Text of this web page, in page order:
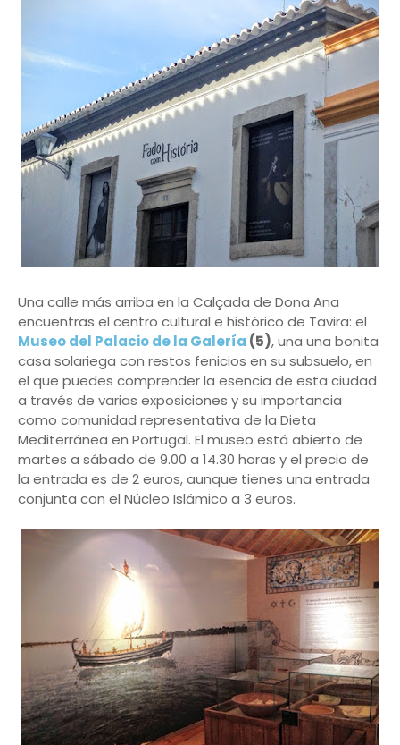
Una calle más arriba en la Calçada de Dona Ana
encuentras el centro cultural e histórico de Tavira: el
Museo del Palacio de la Galería (5), una una bonita
casa solariega con restos fenicios en su subsuelo, en
el que puedes comprender la esencia de esta ciudad
a través de varias exposiciones y su importancia
como comunidad representativa de la Dieta
Mediterránea en Portugal. El museo está abierto de
martes a sábado de 9.00 a 14.30 horas y el precio de
la entrada es de 2 euros, aunque tienes una entrada
conjunta con el Núcleo Islámico a 3 euros.